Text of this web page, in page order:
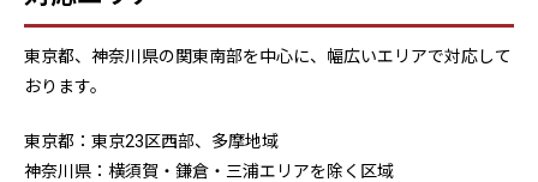
東京都、神奈川県の関東南部を中心に、幅広いエリアで対応して
おります。
東京都：東京23区西部、多摩地域
神奈川県：横須賀・鎌倉・三浦エリアを除く区域